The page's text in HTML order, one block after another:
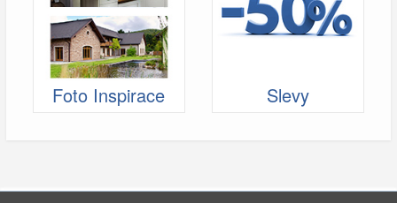
Foto Inspirace Slevy